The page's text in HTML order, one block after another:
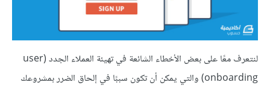
لنتعرف معًا على بعض الأخطاء الشائعة في تهيئة العملاء الجدد (user
onboarding) والتي يمكن أن تكون سببًا في إلحاق الضرر بمشروعك